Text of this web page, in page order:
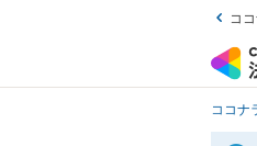
コ
ココナ